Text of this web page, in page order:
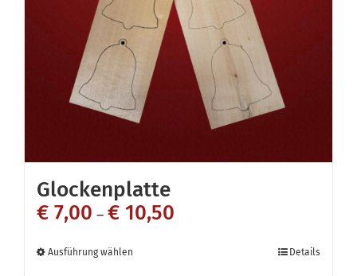
können
der
Produktseite
gewählt
Glockenplatte
€ 7,00 – € 10,50
Ausführung wählen Details